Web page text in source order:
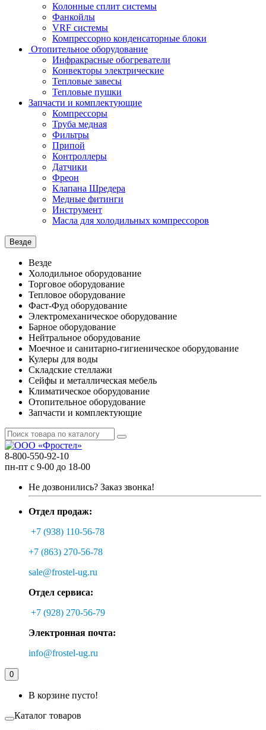
Колонные сплит системы
Фанкойлы
VRF системы
Компрессорно конденсаторные блоки
Отопительное оборудование
Инфракрасные обогреватели
Конвекторы электрические
Тепловые завесы
Тепловые пушки
Запчасти и комплектующие
Компрессоры
Труба медная
Фильтры
Припой
Контроллеры
Датчики
Фреон
Клапана Шредера
Медные фитинги
Инструмент
Масла для холодильных компрессоров
Везде
Везде
Холодильное оборудование
Торговое оборудование
Тепловое оборудование
Фаст-Фуд оборудование
Электромеханическое оборудование
Барное оборудование
Нейтральное оборудование
Моечное и санитарно-гигиеническое оборудование
Кулеры для воды
Складские стеллажи
Сейфы и металлическая мебель
Климатическое оборудование
Отопительное оборудование
Запчасти и комплектующие
8-800-550-92-10
пн-пт с 9-00 до 18-00
Не дозвонились? Заказ звонка!
Отдел продаж:
+7 (938) 110-56-78
+7 (863) 270-56-78
sale@frostel-ug.ru
Отдел сервиса:
+7 (928) 270-56-79
Электронная почта:
info@frostel-ug.ru
0
В корзине пусто!
Каталог товаров